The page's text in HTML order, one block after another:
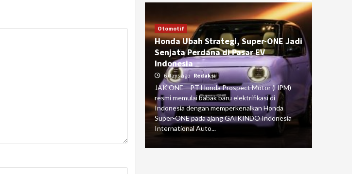
Otomotif
Honda Ubah Strategi, Super-ONE Jadi
Senjata Perdana di Pasar EV
Indonesia
6 days ago Redaksi
JAK ONE – PT Honda Prospect Motor (HPM)
resmi memulai babak baru elektrifikasi di
Indonesia dengan memperkenalkan Honda
Super-ONE pada ajang GAIKINDO Indonesia
International Auto...